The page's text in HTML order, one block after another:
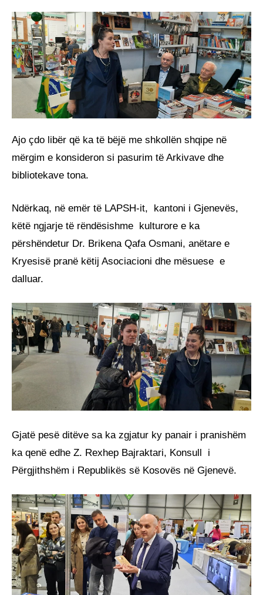
Ajo çdo libër që ka të bëjë me shkollën shqipe në
mërgim e konsideron si pasurim të Arkivave dhe
bibliotekave tona.
Ndërkaq, në emër të LAPSH-it, kantoni i Gjenevës,
këtë ngjarje të rëndësishme kulturore e ka
përshëndetur Dr. Brikena Qafa Osmani, anëtare e
Kryesisë pranë këtij Asociacioni dhe mësuese e
dalluar.
Gjatë pesë ditëve sa ka zgjatur ky panair i pranishëm
ka qenë edhe Z. Rexhep Bajraktari, Konsull i
Përgjithshëm i Republikës së Kosovës në Gjenevë.